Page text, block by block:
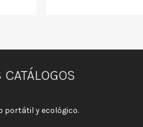
portátil y ecológico.